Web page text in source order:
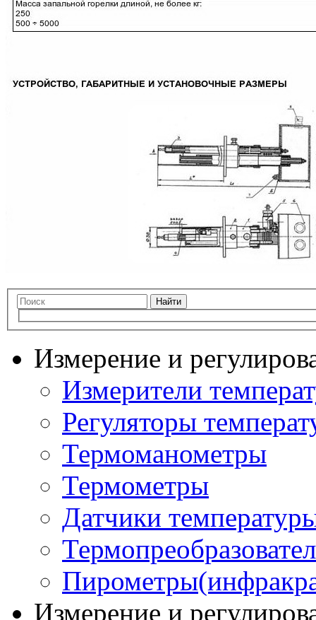
Найти
Измерение и
Измерители
Регуляторы
Термоманометры
Термометры
Датчики
Измерение и